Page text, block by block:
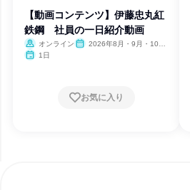
【動画コンテンツ】伊藤忠丸紅
鉄鋼 社員の一日紹介動画
オンライン
2026年8月・9月・10
1日
お気に入り